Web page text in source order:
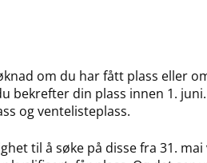
om du har fått plass eller
bekrefter din plass innen 1.
og ventelisteplass.
til å søke på disse fra 31. mai